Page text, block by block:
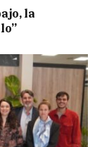
la